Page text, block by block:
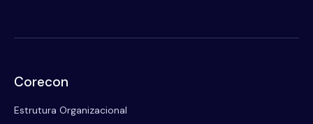
Corecon
Estrutura Organizacional